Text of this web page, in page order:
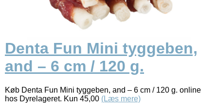
Denta Fun Mini tyggeben,
and – 6 cm / 120 g.
Køb Denta Fun Mini tyggeben, and – 6 cm / 120 g. online
hos Dyrelageret. Kun 45,00 (Læs mere)